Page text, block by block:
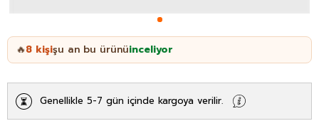
🔥8 kişişu an bu ürünüinceliyor
Genellikle 5-7 gün içinde kargoya verilir.